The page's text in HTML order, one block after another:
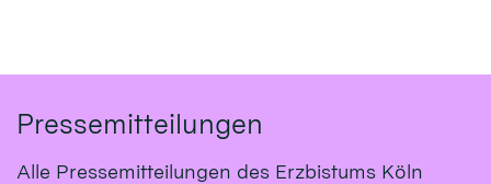
Pressemitteilungen
Alle Pressemitteilungen des Erzbistums Köln